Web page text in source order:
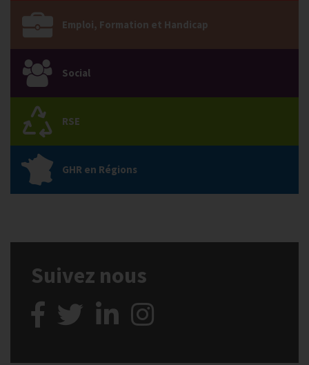
Emploi, Formation et Handicap
Social
RSE
GHR en Régions
Suivez nous